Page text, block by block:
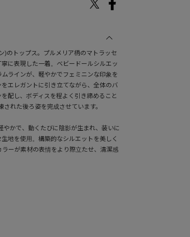
)のトップス。プルメリア柄のマトラッセ
に表現した一着。ベビードールシルエッ
ラインが、軽やかでフェミニンな印象を
エレガントに引き立てながら、全体のバ
配し、ボディスを程よく引き締めること
れた後ろ姿を完成させています。
やかで、動くたびに陰影が生まれ、装いに
地を使用。構築的なシルエットを美しく
ーが素材の表情をより際立たせ、清潔感